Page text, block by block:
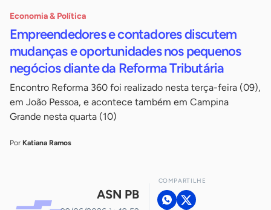
Economia & Política
Empreendedores e contadores discutem
mudanças e oportunidades nos pequenos
negócios diante da Reforma Tributária
Encontro Reforma 360 foi realizado nesta terça-feira (09),
em João Pessoa, e acontece também em Campina
Grande nesta quarta (10)
Por Katiana Ramos
ASN PB
COMPARTILHE